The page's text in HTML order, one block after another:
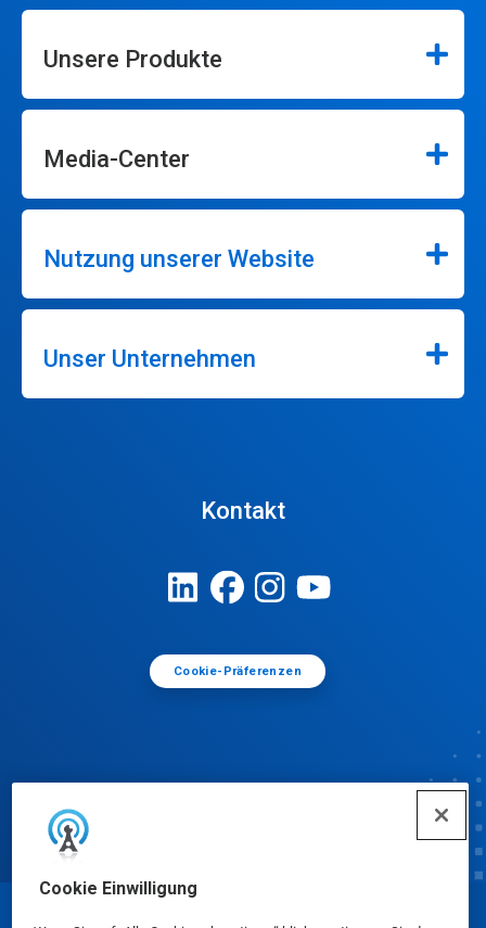
Cookie Einwilligung
Unsere Produkte
Media-Center
Nutzung unserer Website
Unser Unternehmen
Kontakt
Cookie-Präferenzen